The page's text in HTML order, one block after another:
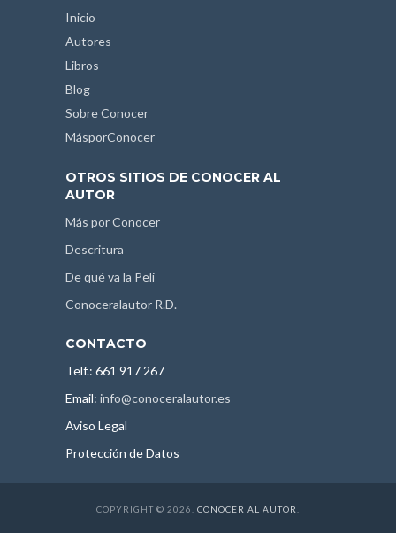
Inicio
Autores
Libros
Blog
Sobre Conocer
MásporConocer
OTROS SITIOS DE CONOCER AL
AUTOR
Más por Conocer
Descritura
De qué va la Peli
Conoceralautor R.D.
CONTACTO
Telf.: 661 917 267
Email: info@conoceralautor.es
Aviso Legal
Protección de Datos
COPYRIGHT © 2026. CONOCER AL AUTOR